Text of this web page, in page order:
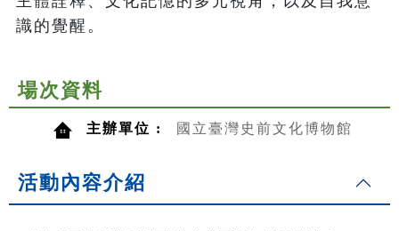
識的覺醒。
場次資料
主辦單位 : 國立臺灣史前文化博物館
活動內容介紹